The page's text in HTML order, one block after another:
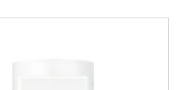
100,50 €.